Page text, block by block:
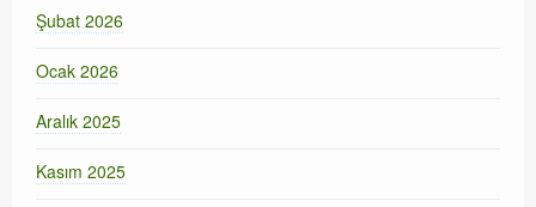
Şubat 2026
Ocak 2026
Aralık 2025
Kasım 2025